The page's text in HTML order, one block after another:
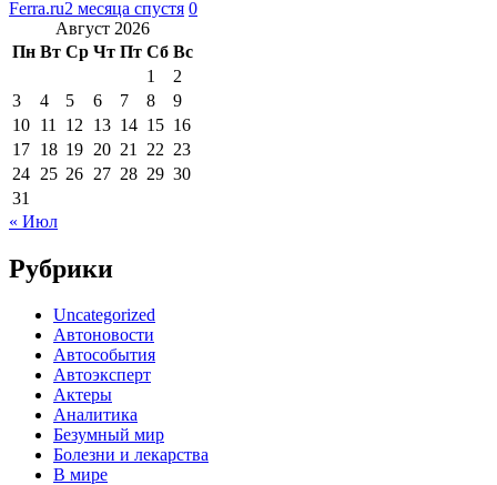
Ferra.ru2 месяца спустя 0
Август 2026
Пн Вт Ср Чт Пт Сб Вс
1
2
3
4 5 6 7 8
9
10 11 12 13 14 15 16
17 18 19 20 21 22 23
24 25 26 27 28 29 30
31
« Июл
Рубрики
Uncategorized
Автоновости
Автособытия
Автоэксперт
Актеры
Аналитика
Безумный мир
Болезни и лекарства
В мире